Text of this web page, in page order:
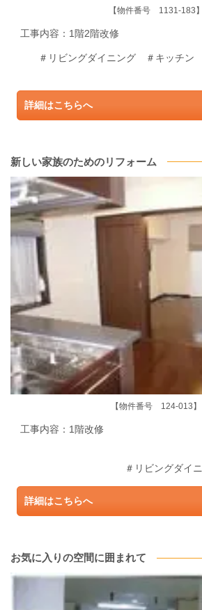
【物件番号 1131-183】
工事内容：1階2階改修
＃リビングダイニング ＃キッチ
＃トイレ
詳細はこちらへ
新しい家族のためのリフォーム
【物件番号 124-013】
工事内容：1階改修
＃リビングダイ
詳細はこちらへ
お気に入りの空間に囲まれて